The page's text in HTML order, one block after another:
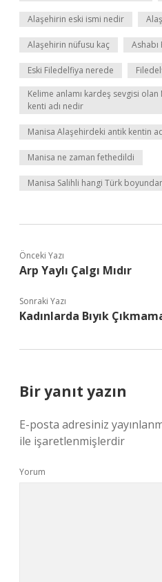
Alaşehirin eski ismi nedir
Alaşehirin nüfusu kaç
Eski Filedelfiya nerede
Kelime anlamı kardeş sevgisi
kenti adı nedir
Manisa Alaşehirdeki antik kentin
Manisa ne zaman fethedildi
Manisa Salihli hangi Türk
Önceki Yazı
Arp Yaylı Çalgı Mıdır
Sonraki Yazı
Kadınlarda Bıyık
Bir yanıt yazın
E-posta adresiniz
ile işaretlenmişlerdir
Yorum